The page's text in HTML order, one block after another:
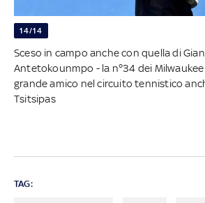
14/14
Sceso in campo anche con quella di
Antetokounmpo - la n°34 dei Milwaukee
grande amico nel circuito tennistico
Tsitsipas
TAG: